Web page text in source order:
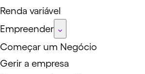
Renda variável
Empreender
Começar um Negócio
Gerir a empresa